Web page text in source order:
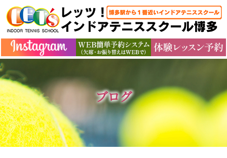
ブログ